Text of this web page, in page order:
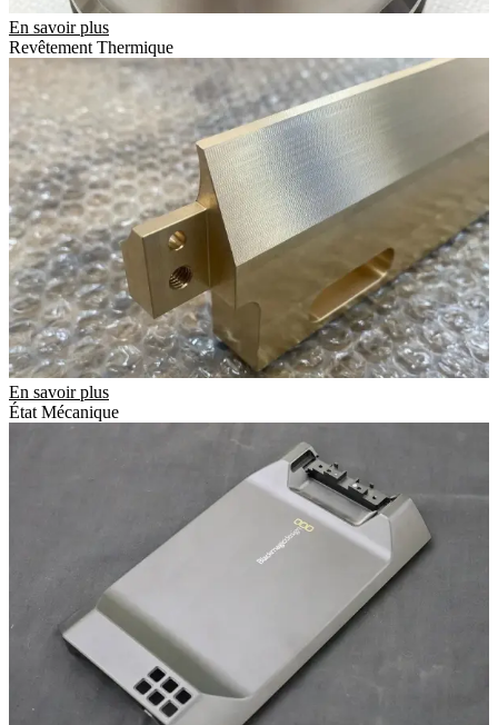
En savoir plus
Revêtement Thermique
En savoir plus
État Mécanique